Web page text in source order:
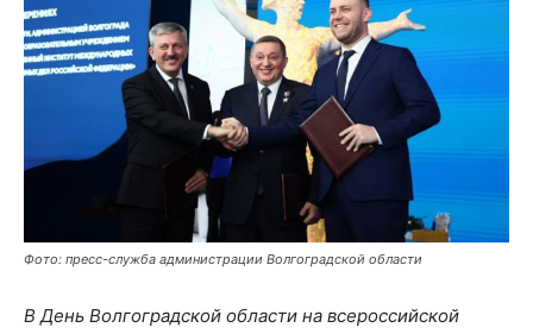
Фото: пресс-служба администрации Волгоградской области
В День Волгоградской области на всероссийской